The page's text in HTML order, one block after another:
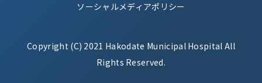
ソーシャルメディアポリシー
Copyright (C) 2021 Hakodate Municipal Hospital All
Rights Reserved.